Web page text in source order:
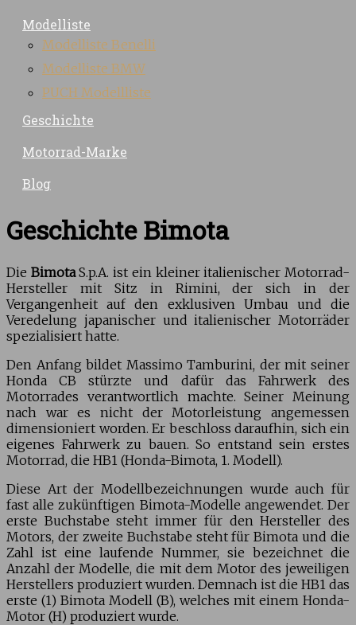
Modelliste
Modelliste Benelli
Modelliste BMW
PUCH Modellliste
Geschichte
Motorrad-Marke
Blog
Geschichte Bimota
Die BimotaS.p.A. ist ein kleiner italienischer Motorrad-
Hersteller mit Sitz in Rimini, der sich in der
Vergangenheit auf den exklusiven Umbau und die
Veredelung japanischer und italienischer Motorräder
spezialisiert hatte.
Den Anfang bildet Massimo Tamburini, der mit seiner
Honda CB stürzte und dafür das Fahrwerk des
Motorrades verantwortlich machte. Seiner Meinung
nach war es nicht der Motorleistung angemessen
dimensioniert worden. Er beschloss daraufhin, sich ein
eigenes Fahrwerk zu bauen. So entstand sein erstes
Motorrad, die HB1 (Honda-Bimota, 1. Modell).
Diese Art der Modellbezeichnungen wurde auch für
fast alle zukünftigen Bimota-Modelle angewendet. Der
erste Buchstabe steht immer für den Hersteller des
Motors, der zweite Buchstabe steht für Bimota und die
Zahl ist eine laufende Nummer, sie bezeichnet die
Anzahl der Modelle, die mit dem Motor des jeweiligen
Herstellers produziert wurden. Demnach ist die HB1 das
erste (1) Bimota Modell (B), welches mit einem Honda-
Motor (H) produziert wurde.